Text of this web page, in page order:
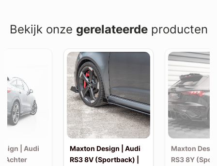
Bekijk onze gerelateerdeproducten
| Audi
| Achter
Maxton Design | Audi
RS3 8V (Sportback) |
Maxton
RS3 8Y